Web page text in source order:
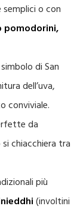
o con
pomodorini,
di San
dell’uva,
conviviale.
da
chiacchiera tra
più
(involtini